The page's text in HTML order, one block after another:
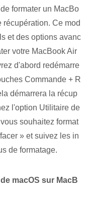
formater un MacBo
Ce mod
et des options avanc
votre MacBook Air
d'abord redémarre
Commande + R
démarrera la récup
l'option Utilitaire de
souhaitez format
» et suivez les in
de formatage.
macOS sur MacB